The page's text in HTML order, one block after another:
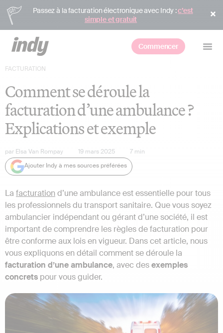
Passez à la facturation électronique avec Indy :c’est
simple et gratuit
Commencer
FACTURATION
Comment se déroule la
facturation d’une ambulance ?
Explications et exemple
par Elsa Van Rompay 19 mars 2025 7 min
Ajouter Indy à mes sources préférées
La facturation d’une ambulance est essentielle pour tous
les professionnels du transport sanitaire. Que vous soyez
ambulancier indépendant ou gérant d’une société, il est
important de comprendre les règles de facturation pour
être conforme aux lois en vigueur. Dans cet article, nous
vous expliquons en détail comment se déroule la
facturation d’une ambulance, avec desexemples
concrets pour vous guider.